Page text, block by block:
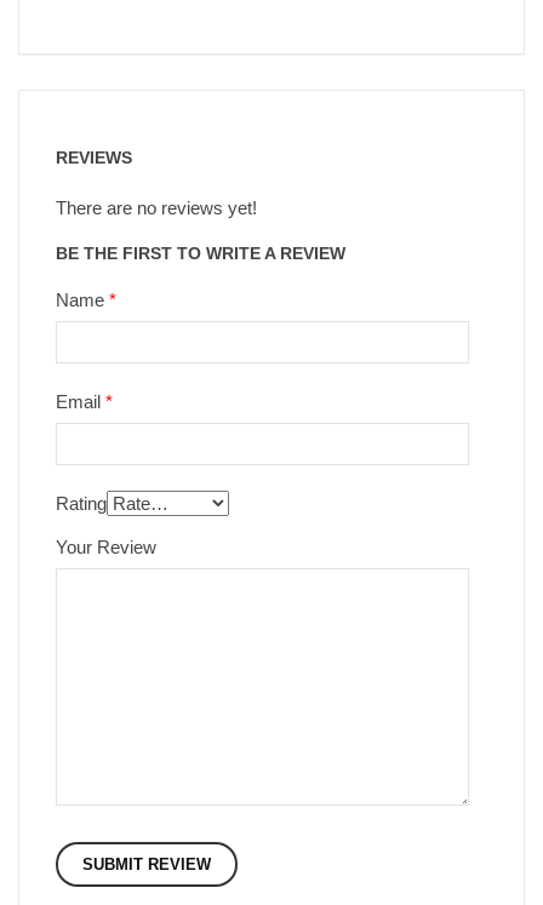
REVIEWS
There are no reviews yet!
BE THE FIRST TO WRITE A REVIEW
Name *
Email *
Rating
Your Review